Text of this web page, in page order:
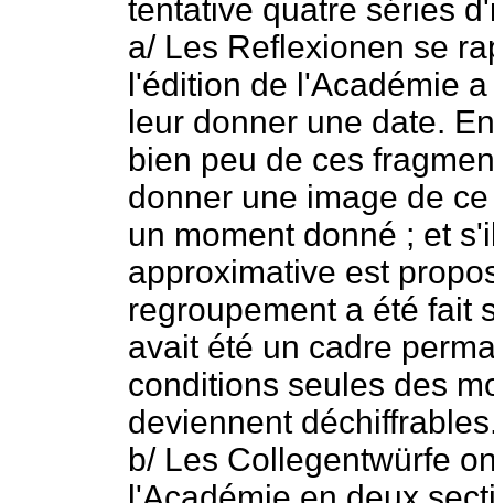
tentative quatre séries
a/ Les Reflexionen se
l'édition de l'Académie
leur donner une date.
bien peu de ces
donner une image de
un moment donné ; et
approximative est
regroupement a été fait
avait été un cadre
conditions seules des
deviennent
b/ Les Collegentwürfe